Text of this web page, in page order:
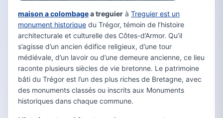
maison a colombagea treguier à Treguier est un
monument historique du Trégor, témoin de l’histoire
architecturale et culturelle des Côtes-d’Armor. Qu’il
s’agisse d’un ancien édifice religieux, d’une tour
médiévale, d’un lavoir ou d’une demeure ancienne, ce lieu
raconte plusieurs siècles de vie bretonne. Le patrimoine
bâti du Trégor est l’un des plus riches de Bretagne, avec
des monuments classés ou inscrits aux Monuments
historiques dans chaque commune.